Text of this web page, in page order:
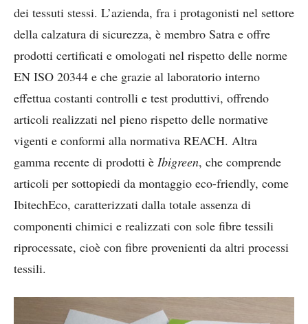
dei tessuti stessi. L’azienda, fra i protagonisti nel settore
della calzatura di sicurezza, è membro Satra e offre
prodotti certificati e omologati nel rispetto delle norme
EN ISO 20344 e che grazie al laboratorio interno
effettua costanti controlli e test produttivi, offrendo
articoli realizzati nel pieno rispetto delle normative
vigenti e conformi alla normativa REACH. Altra
gamma recente di prodotti è Ibigreen, che comprende
articoli per sottopiedi da montaggio eco-friendly, come
IbitechEco, caratterizzati dalla totale assenza di
componenti chimici e realizzati con sole fibre tessili
riprocessate, cioè con fibre provenienti da altri processi
tessili.